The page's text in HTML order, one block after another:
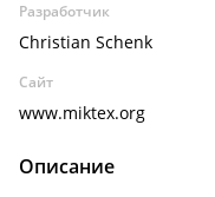
Разработчик
Christian Schenk
Сайт
www.miktex.org
Описание